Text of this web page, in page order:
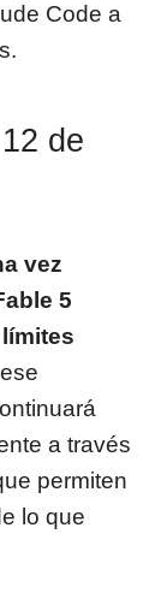
Code a
de
vez
5
a través
permiten
lo que